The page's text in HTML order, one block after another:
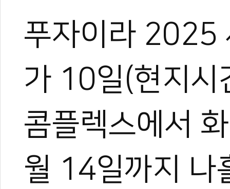
푸자이라 2025
가 10일(현지시
콤플렉스에서
월 14일까지 나